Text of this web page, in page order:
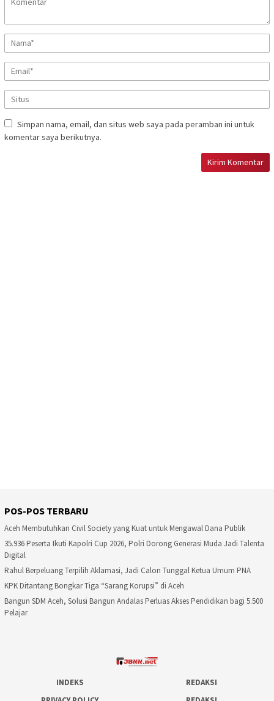
Simpan nama, email, dan situs web saya pada peramban ini untuk
komentar saya berikutnya.
POS-POS TERBARU
Aceh Membutuhkan Civil Society yang Kuat untuk Mengawal Dana Publik
35.936 Peserta Ikuti Kapolri Cup 2026, Polri Dorong Generasi Muda Jadi Talenta
Digital
Rahul Berpeluang Terpilih Aklamasi, Jadi Calon Tunggal Ketua Umum PNA
KPK Ditantang Bongkar Tiga “Sarang Korupsi” di Aceh
Bangun SDM Aceh, Solusi Bangun Andalas Perluas Akses Pendidikan bagi 5.500
Pelajar
INDEKS
REDAKSI